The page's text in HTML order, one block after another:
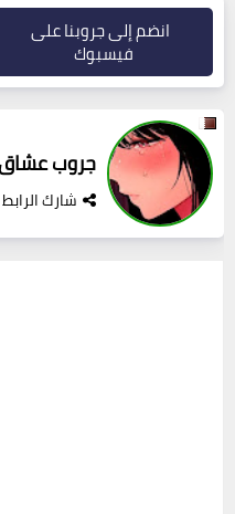
انضم إلى جروبنا على
فيسبوك
جروب عشاق
شارك الرابط